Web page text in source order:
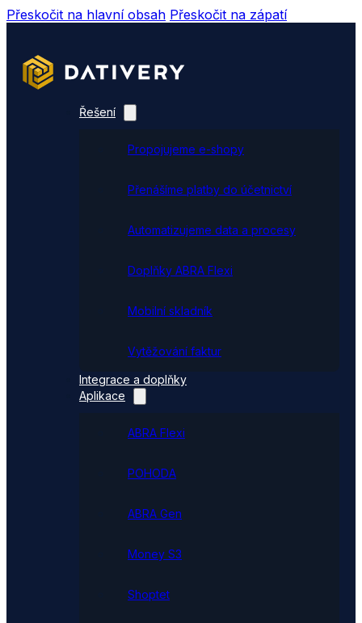
Přeskočit na hlavní obsah Přeskočit na zápatí
Řešení
Propojujeme e-shopy
Přenášíme platby do účetnictví
Automatizujeme data a procesy
Doplňky ABRA Flexi
Mobilní skladník
Vytěžování faktur
Integrace a doplňky
Aplikace
ABRA Flexi
POHODA
ABRA Gen
Money S3
Shoptet